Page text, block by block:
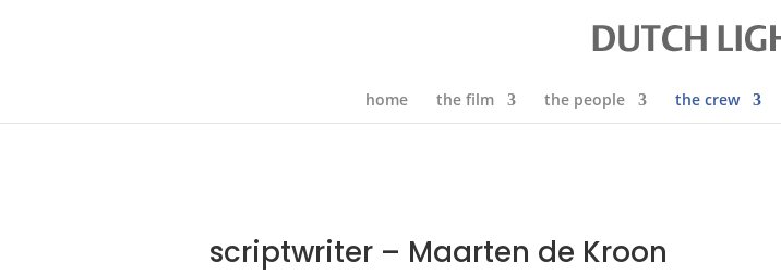
home the film the people the crew
scriptwriter – Maarten de Kroon